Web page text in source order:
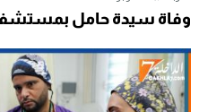
بالأشخاص ذوي التوحد
الأربعاء, 8 أكتوبر 2025
وفاة سيدة حامل بمستشفى